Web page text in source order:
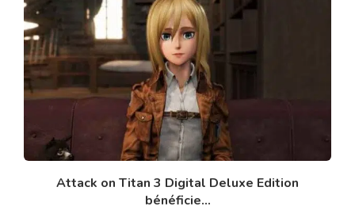
Attack on Titan 3 Digital Deluxe Edition
bénéficie...